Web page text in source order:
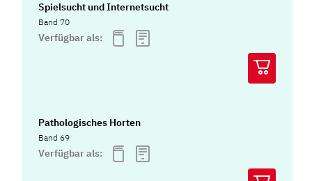
Spielsucht und Internetsucht
Band 70
Verfügbar als:
Pathologisches Horten
Band 69
Verfügbar als: